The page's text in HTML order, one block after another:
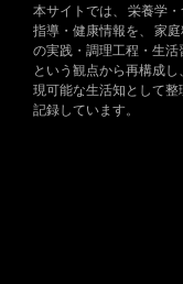
本サイトでは、 栄養学
指導・健康情報を、 家庭
の実践・調理工程・生活
という観点から再構成し
現可能な生活知として整
記録しています。